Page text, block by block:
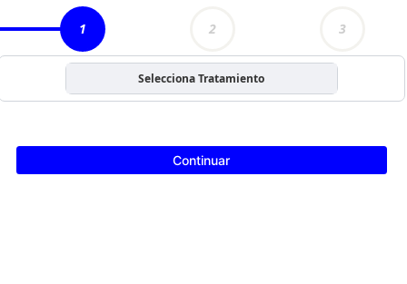
1 2 3
Selecciona Tratamiento
Continuar